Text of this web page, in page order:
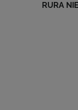
RURA